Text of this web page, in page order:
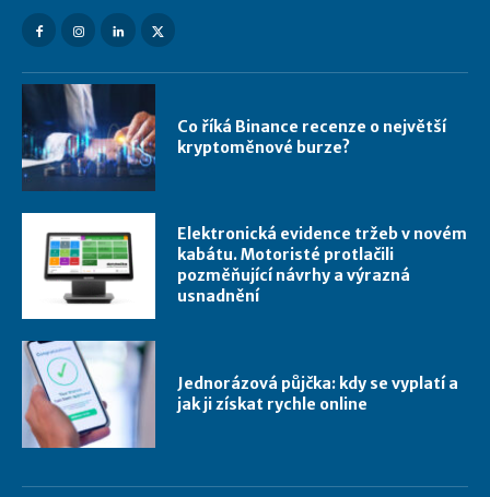
Co říká Binance recenze o největší
kryptoměnové burze?
Elektronická evidence tržeb v novém
kabátu. Motoristé protlačili
pozměňující návrhy a výrazná
usnadnění
Jednorázová půjčka: kdy se vyplatí a
jak ji získat rychle online